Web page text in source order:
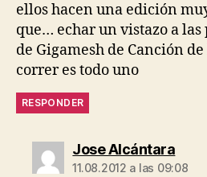
ellos hacen una edición
que… echar un vistazo a
de Gigamesh de Canción
correr es todo uno
RESPONDER
Jose Alcántaradice:
11.08.2012 a las 09:08